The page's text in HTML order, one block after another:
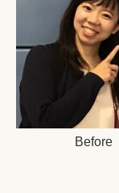
Before